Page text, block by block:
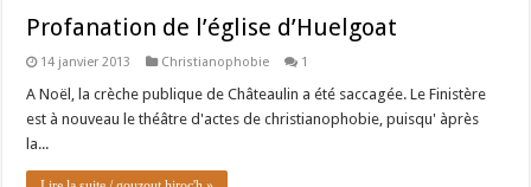
Profanation de l’église d’Huelgoat
14 janvier 2013 Christianophobie 1
A Noël, la crèche publique de Châteaulin a été saccagée. Le Finistère
est à nouveau le théâtre d'actes de christianophobie, puisqu' àprès
la...